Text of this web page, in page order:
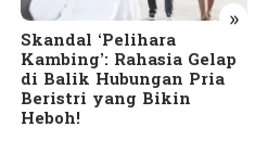
»
Skandal ‘Pelihara
Kambing’: Rahasia Gelap
di Balik Hubungan Pria
Beristri yang Bikin
Heboh!